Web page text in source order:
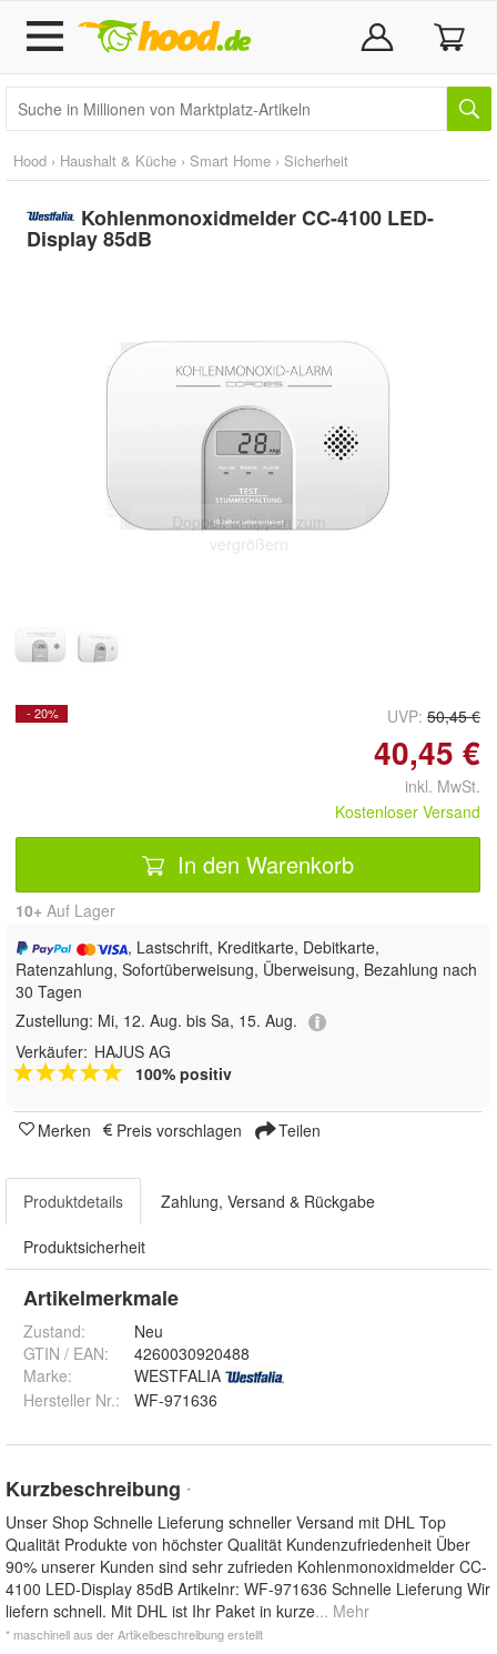
Hood › Haushalt & Küche › Smart Home › Sicherheit
Kohlenmonoxidmelder CC-4100 LED-
Display 85dB
Doppelt antippen zum
vergrößern
- 20% UVP: 50,45 €
40,45 €
inkl. MwSt.
Kostenloser Versand
In den Warenkorb
10+ Auf Lager
, Lastschrift, Kreditkarte, Debitkarte,
Ratenzahlung, Sofortüberweisung, Überweisung, Bezahlung nach
30 Tagen
Zustellung: Mi, 12. Aug. bis Sa, 15. Aug.
Verkäufer: HAJUS AG
100% positiv
Merken Preis vorschlagen Teilen
Produktdetails Zahlung, Versand & Rückgabe
Produktsicherheit
Artikelmerkmale
Zustand:
Neu
GTIN / EAN:
4260030920488
Marke:
WESTFALIA
Hersteller Nr.:
WF-971636
Kurzbeschreibung *
Unser Shop Schnelle Lieferung schneller Versand mit DHL Top
Qualität Produkte von höchster Qualität Kundenzufriedenheit Über
90% unserer Kunden sind sehr zufrieden Kohlenmonoxidmelder CC-
4100 LED-Display 85dB Artikelnr: WF-971636 Schnelle Lieferung Wir
liefern schnell. Mit DHL ist Ihr Paket in kurze... Mehr
* maschinell aus der Artikelbeschreibung erstellt